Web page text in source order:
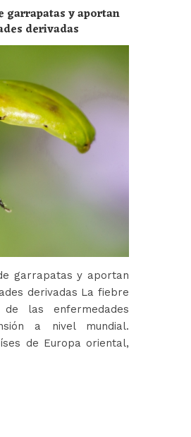
garrapatas y aportan
derivadas
garrapatas y aportan
derivadas La fiebre
de las enfermedades
a nivel mundial.
de Europa oriental,